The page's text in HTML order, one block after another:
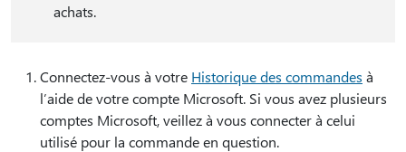
achats.
Connectez-vous à votre Historique des commandes à
l’aide de votre compte Microsoft. Si vous avez plusieurs
comptes Microsoft, veillez à vous connecter à celui
utilisé pour la commande en question.